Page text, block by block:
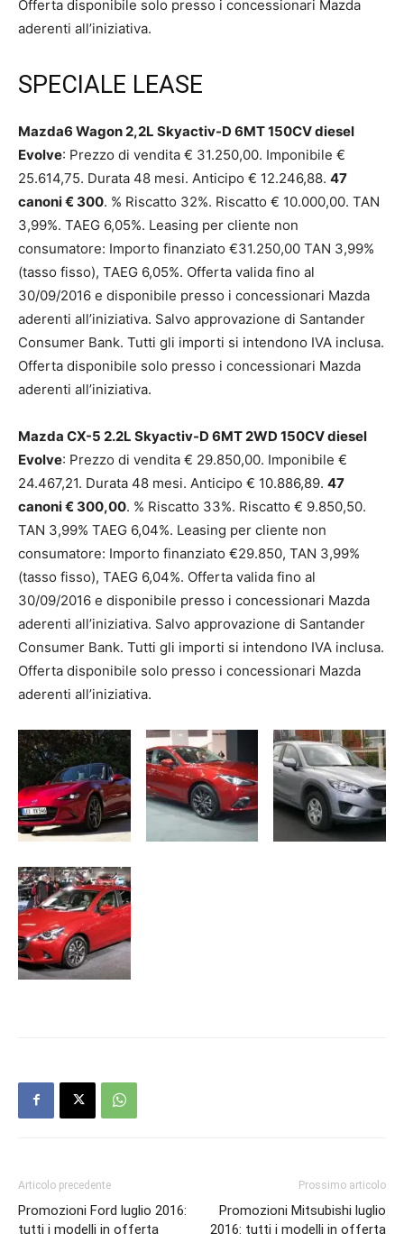
Offerta disponibile solo presso i concessionari Mazda
aderenti all’iniziativa.
SPECIALE LEASE
Mazda6 Wagon 2,2L Skyactiv-D 6MT 150CV diesel
Evolve: Prezzo di vendita € 31.250,00. Imponibile €
25.614,75. Durata 48 mesi. Anticipo € 12.246,88. 47
canoni € 300. % Riscatto 32%. Riscatto € 10.000,00. TAN
3,99%. TAEG 6,05%. Leasing per cliente non
consumatore: Importo finanziato €31.250,00 TAN 3,99%
(tasso fisso), TAEG 6,05%. Offerta valida fino al
30/09/2016 e disponibile presso i concessionari Mazda
aderenti all’iniziativa. Salvo approvazione di Santander
Consumer Bank. Tutti gli importi si intendono IVA inclusa.
Offerta disponibile solo presso i concessionari Mazda
aderenti all’iniziativa.
Mazda CX-5 2.2L Skyactiv-D 6MT 2WD 150CV diesel
Evolve: Prezzo di vendita € 29.850,00. Imponibile €
24.467,21. Durata 48 mesi. Anticipo € 10.886,89. 47
canoni € 300,00. % Riscatto 33%. Riscatto € 9.850,50.
TAN 3,99% TAEG 6,04%. Leasing per cliente non
consumatore: Importo finanziato €29.850, TAN 3,99%
(tasso fisso), TAEG 6,04%. Offerta valida fino al
30/09/2016 e disponibile presso i concessionari Mazda
aderenti all’iniziativa. Salvo approvazione di Santander
Consumer Bank. Tutti gli importi si intendono IVA inclusa.
Offerta disponibile solo presso i concessionari Mazda
aderenti all’iniziativa.
Articolo precedente
Promozioni Ford luglio 2016:
tutti i modelli in offerta
Prossimo articolo
Promozioni Mitsubishi luglio
2016: tutti i modelli in offerta